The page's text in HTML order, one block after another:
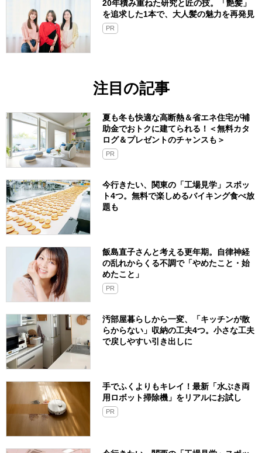
20年積み重ねた研究と匠の技。「艶髪」
を追求した1本で、大人髪の魅力を再発見
PR
注目の記事
夏も冬も快適な高断熱＆省エネ住宅が補
助金でおトクに建てられる！＜無料カタ
ログ＆プレゼントのチャンスも＞
PR
今行きたい、関東の「工場見学」スポッ
ト4つ。無料で楽しめるバイキング食べ放
題も
飯島直子さんと考える更年期。自律神経
の乱れからくる不調で「やめたこと・始
めたこと」
PR
汚部屋暮らしから一変、「キッチンが散
らからない」収納の工夫4つ。小さな工夫
で戻しやすい引き出しに
手でふくよりもキレイ！最新「水ぶき両
用ロボット掃除機」をリアルにお試し
PR